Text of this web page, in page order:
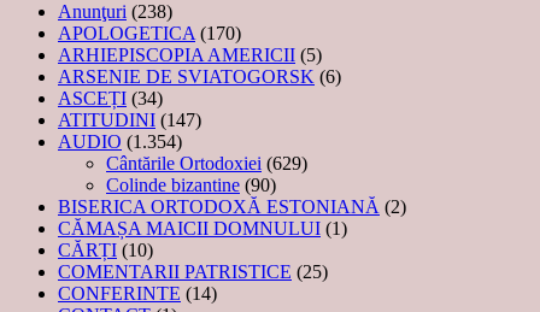
Anunţuri (238)
APOLOGETICA (170)
ARHIEPISCOPIA AMERICII (5)
ARSENIE DE SVIATOGORSK (6)
ASCEȚI (34)
ATITUDINI (147)
AUDIO (1.354)
Cântările Ortodoxiei (629)
Colinde bizantine (90)
BISERICA ORTODOXĂ ESTONIANĂ (2)
CĂMAȘA MAICII DOMNULUI (1)
CĂRȚI (10)
COMENTARII PATRISTICE (25)
CONFERINTE (14)